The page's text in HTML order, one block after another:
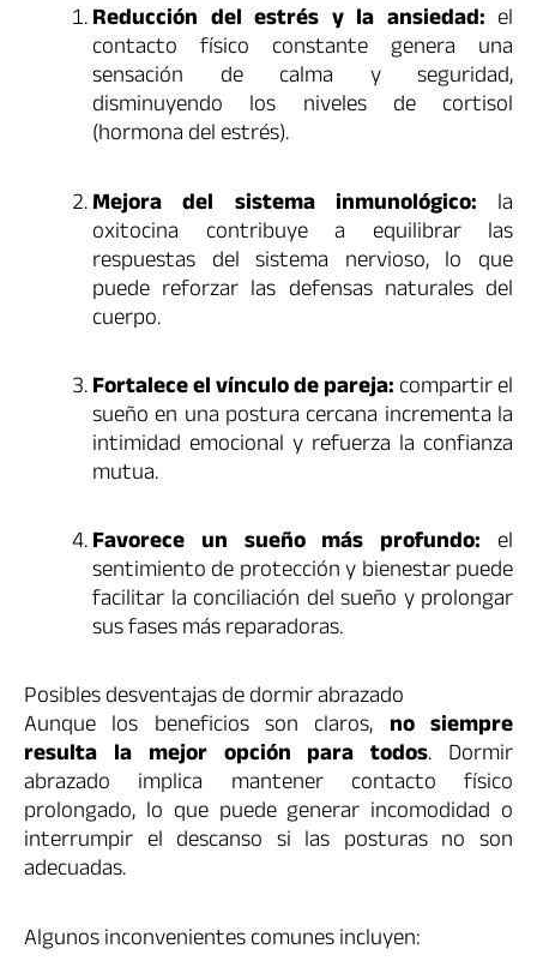
Reducción del estrés y la ansiedad: el
contacto físico constante genera una
sensación de calma y seguridad,
disminuyendo los niveles de cortisol
(hormona del estrés).
Mejora del sistema inmunológico: la
oxitocina contribuye a equilibrar las
respuestas del sistema nervioso, lo que
puede reforzar las defensas naturales del
cuerpo.
Fortalece el vínculo de pareja:compartir el
sueño en una postura cercana incrementa la
intimidad emocional y refuerza la confianza
mutua.
Favorece un sueño más profundo: el
sentimiento de protección y bienestar puede
facilitar la conciliación del sueño y prolongar
sus fases más reparadoras.
Posibles desventajas de dormir abrazado
Aunque los beneficios son claros, no siempre
resulta la mejor opción para todos. Dormir
abrazado implica mantener contacto físico
prolongado, lo que puede generar incomodidad o
interrumpir el descanso si las posturas no son
adecuadas.
Algunos inconvenientes comunes incluyen: